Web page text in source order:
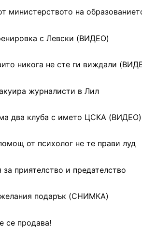
министерството на
с Левски (ВИДЕО)
никога не сте ги виждали
журналисти в Лил
два клуба с името ЦСКА (ВИДЕО)
от психолог не те прави луд
приятелство и предателство
подарък (СНИМКА)
се продава!